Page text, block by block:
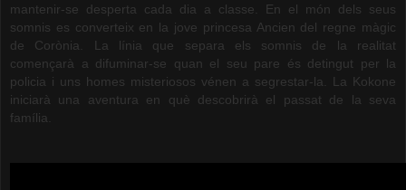
mantenir-se desperta cada dia a classe. En el món dels seus
somnis es converteix en la jove princesa Ancien del regne màgic
de Corònia. La línia que separa els somnis de la realitat
començarà a difuminar-se quan el seu pare és detingut per la
policia i uns homes misteriosos vénen a segrestar-la. La Kokone
iniciarà una aventura en què descobrirà el passat de la seva
família.